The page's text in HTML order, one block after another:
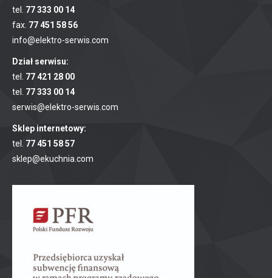
tel. 77 333 00 14
fax. 77 451 58 56
info@elektro-serwis.com
Dział serwisu:
tel. 77 421 28 00
tel. 77 333 00 14
serwis@elektro-serwis.com
Sklep internetowy:
tel. 77 451 58 57
sklep@ekuchnia.com